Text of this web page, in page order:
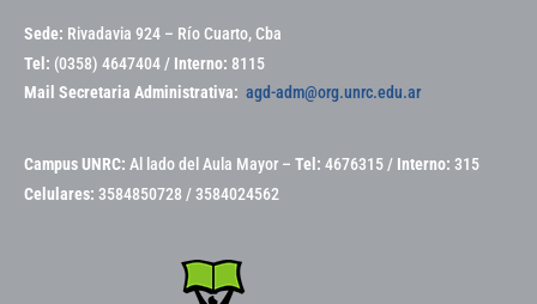
Sede: Rivadavia 924 – Río Cuarto, Cba
Tel: (0358) 4647404 / Interno: 8115
Mail Secretaria Administrativa: agd-adm@org.unrc.edu.ar
Campus UNRC: Al lado del Aula Mayor – Tel: 4676315 / Interno: 315
Celulares: 3584850728 / 3584024562